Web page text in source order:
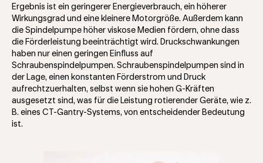
Ergebnis ist ein geringerer Energieverbrauch, ein höherer
Wirkungsgrad und eine kleinere Motorgröße. Außerdem kann
die Spindelpumpe höher viskose Medien fördern, ohne dass
die Förderleistung beeinträchtigt wird. Druckschwankungen
haben nur einen geringen Einfluss auf
Schraubenspindelpumpen. Schraubenspindelpumpen sind in
der Lage, einen konstanten Förderstrom und Druck
aufrechtzuerhalten, selbst wenn sie hohen G-Kräften
ausgesetzt sind, was für die Leistung rotierender Geräte, wie z.
B. eines CT-Gantry-Systems, von entscheidender Bedeutung
ist.